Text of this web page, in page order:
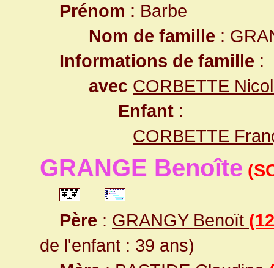
Prénom : Barbe
Nom de famille :
Informations de famille :
avec CORBETTE
Enfant :
CORBETTE
GRANGE Benoîte
Père : GRANGY Benoït
de l'enfant : 39 ans)